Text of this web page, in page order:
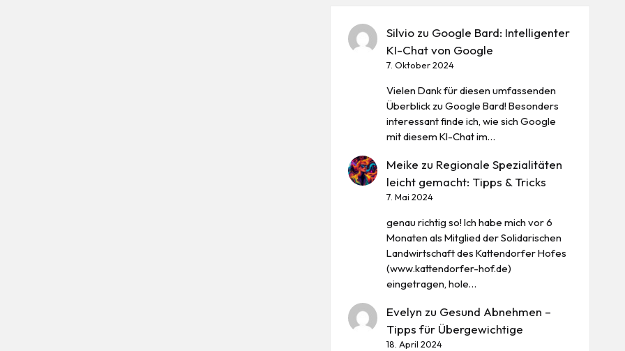
Silvio zu Google Bard: Intelligenter
KI-Chat von Google
7. Oktober 2024
Vielen Dank für diesen umfassenden
Überblick zu Google Bard! Besonders
interessant finde ich, wie sich Google
mit diesem KI-Chat im…
Meike zu Regionale Spezialitäten
leicht gemacht: Tipps & Tricks
7. Mai 2024
genau richtig so! Ich habe mich vor 6
Monaten als Mitglied der Solidarischen
Landwirtschaft des Kattendorfer Hofes
(www.kattendorfer-hof.de)
eingetragen, hole…
Evelyn zu Gesund Abnehmen –
Tipps für Übergewichtige
18. April 2024